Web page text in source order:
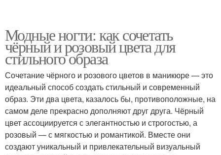
Модные ногти: как сочетать
чёрный и розовый цвета для
стильного образа
Сочетание чёрного и розового цветов в маникюре — это
идеальный способ создать стильный и современный
образ. Эти два цвета, казалось бы, противоположные, на
самом деле прекрасно дополняют друг друга. Чёрный
цвет ассоциируется с элегантностью и строгостью, а
розовый — с мягкостью и романтикой. Вместе они
создают уникальный и привлекательный визуальный